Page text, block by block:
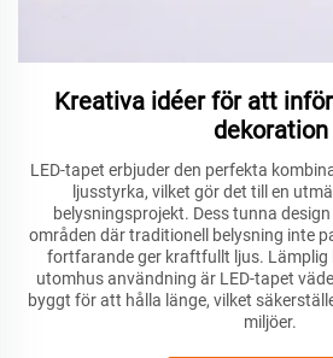
Kreativa idéer för att
dekoration
LED-tapet erbjuder den perfekta
ljusstyrka, vilket gör det till en
belysningsprojekt. Dess tunna
områden där traditionell belysning inte
fortfarande ger kraftfullt ljus. Lämplig
utomhus användning är LED-tapet
byggt för att hålla länge, vilket
miljöer.